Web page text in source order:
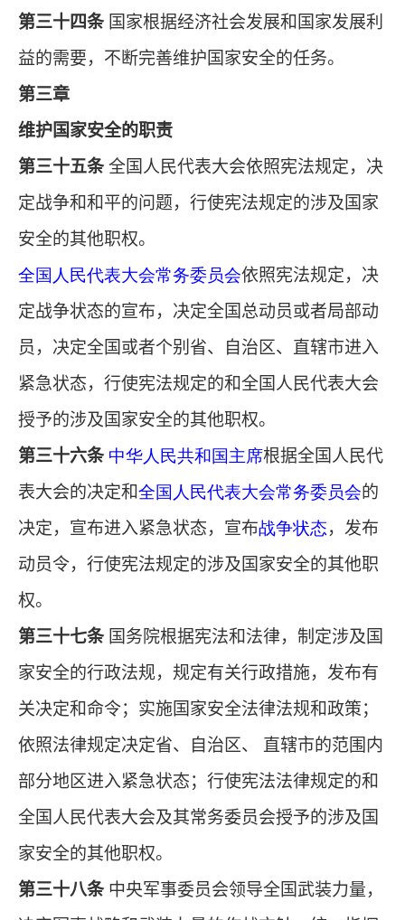
第三十四条 国家根据经济社会发展和国家发展利
益的需要，不断完善维护国家安全的任务。
第三章
维护国家安全的职责
第三十五条全国人民代表大会依照宪法规定，决
定战争和和平的问题，行使宪法规定的涉及国家
安全的其他职权。
全国人民代表大会常务委员会依照宪法规定，决
定战争状态的宣布，决定全国总动员或者局部动
员，决定全国或者个别省、自治区、直辖市进入
紧急状态，行使宪法规定的和全国人民代表大会
授予的涉及国家安全的其他职权。
第三十六条 中华人民共和国主席根据全国人民代
表大会的决定和全国人民代表大会常务委员会的
决定，宣布进入紧急状态，宣布战争状态，发布
动员令，行使宪法规定的涉及国家安全的其他职
权。
第三十七条国务院根据宪法和法律，制定涉及国
家安全的行政法规，规定有关行政措施，发布有
关决定和命令；实施国家安全法律法规和政策；
依照法律规定决定省、自治区、 直辖市的范围内
部分地区进入紧急状态；行使宪法法律规定的和
全国人民代表大会及其常务委员会授予的涉及国
家安全的其他职权。
第三十八条中央军事委员会领导全国武装力量，